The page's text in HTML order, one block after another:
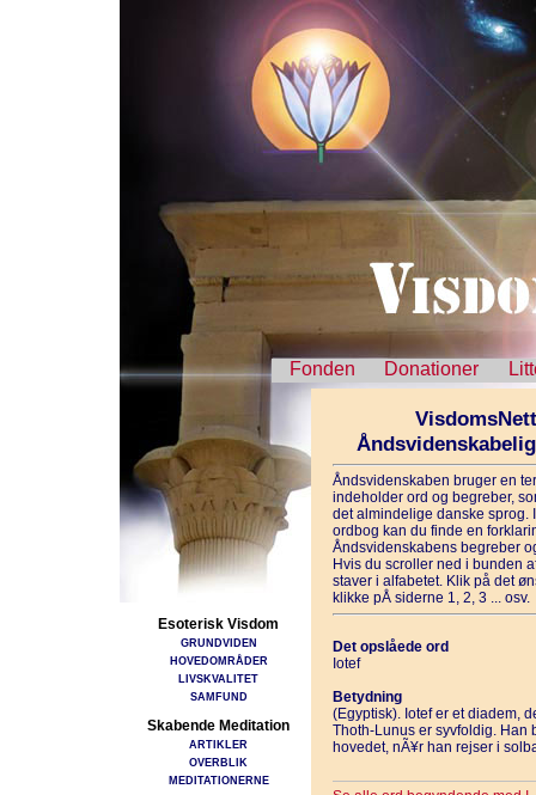
Fonden Donationer
Esoterisk Visdom
GRUNDVIDEN
HOVEDOMRÅDER
LIVSKVALITET
SAMFUND
Skabende Meditation
ARTIKLER
OVERBLIK
MEDITATIONERNE
Åndsvidenskaben bruger en
indeholder ord og begreber,
det almindelige danske sprog.
ordbog kan du finde en
Åndsvidenskabens begreber
Hvis du scroller ned i bunden
staver i alfabetet. Klik på det
klikke pÅ siderne 1, 2, 3 ... osv.
Det opslåede ord
Iotef
Betydning
(Egyptisk). Iotef er et diadem,
Thoth-Lunus er syvfoldig. Han
hovedet, nÃ¥r han rejser i